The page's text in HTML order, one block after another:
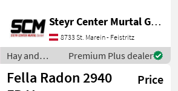
mower: Rear mowers, Turn
(pivot): Hydraulic turn
(pivot), Mower bar: Discs,
Cutting height adjustment
Steyr Center Murtal GmbH
8733 St. Marein - Feistritz
Hay and
forage
equipment /
Premium Plus dealer
Fella Radon 2940
Price